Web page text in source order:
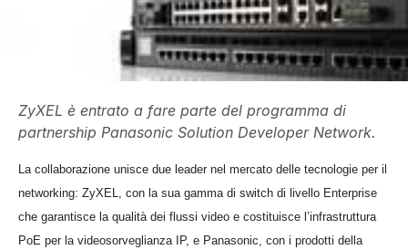
ZyXEL è entrato a fare parte del programma di
partnership Panasonic Solution Developer Network.
La collaborazione unisce due leader nel mercato delle tecnologie per il
networking: ZyXEL, con la sua gamma di switch di livello Enterprise
che garantisce la qualità dei flussi video e costituisce l’infrastruttura
PoE per la videosorveglianza IP, e Panasonic, con i prodotti della